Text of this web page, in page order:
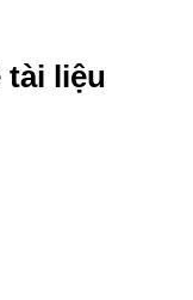
tài liệu